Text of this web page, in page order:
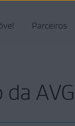
Parceiros
AVG